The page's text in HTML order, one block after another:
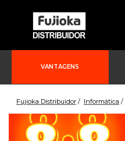
VANTAGENS
Fujioka Distribuidor Informática